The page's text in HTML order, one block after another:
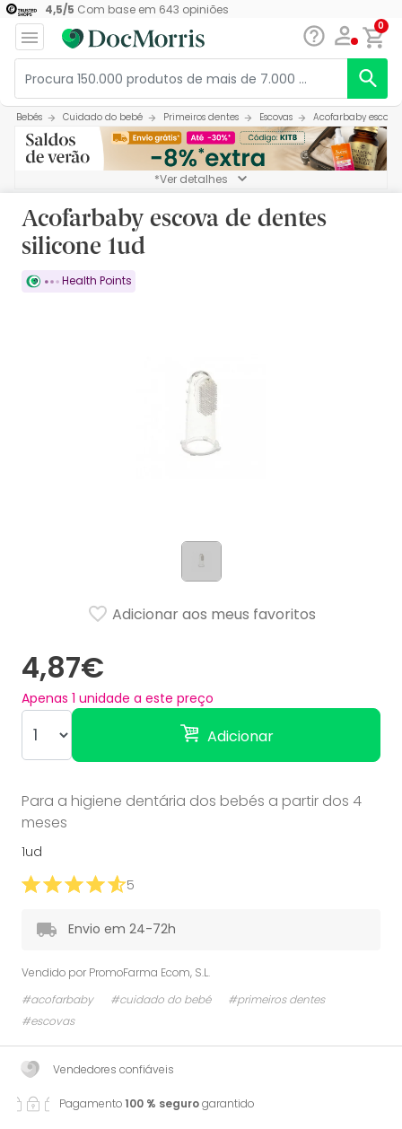
4,5/5 Com base em 643 opiniões
0
Bebés Cuidado do bebé Primeiros dentes Escovas Acofarbaby
*Ver detalhes
Acofarbaby escova de dentes
silicone 1ud
Health Points
4,87€
Apenas 1 unidade a este preço
Adicionar
Adicionar aos meus favoritos
Para a higiene dentária dos bebés a partir dos 4
meses
1ud
5
Envio em 24-72h
Vendido por PromoFarma Ecom, S.L.
#acofarbaby
#cuidado do bebé
#primeiros dentes
#escovas
Vendedores confiáveis
Pagamento100 % segurogarantido